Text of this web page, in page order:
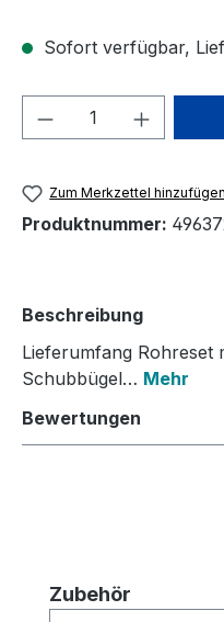
Sofort verfügbar,
Produkt
Zum Merkzettel hinzufügen
Produktnummer:
Beschreibung
Lieferumfang Rohreset
Schubbügel… Mehr
Bewertungen
Produktgalerie
Zubehör